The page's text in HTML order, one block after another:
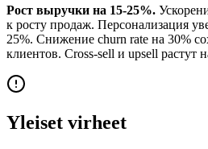
Рост выручки на 15-25%.
к росту продаж. Персонализация
25%. Снижение churn rate на 30%
клиентов. Cross-sell и upsell растут
Yleiset virheet